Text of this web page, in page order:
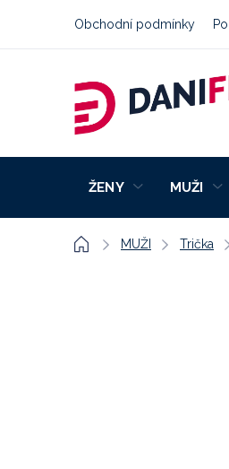
Obchodní podmínky
ŽENY MUŽI
DomůMUŽI Trička